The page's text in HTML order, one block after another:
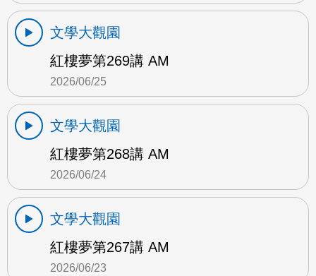
文學大觀園
紅樓夢第269講 AM
2026/06/25
文學大觀園
紅樓夢第268講 AM
2026/06/24
文學大觀園
紅樓夢第267講 AM
2026/06/23